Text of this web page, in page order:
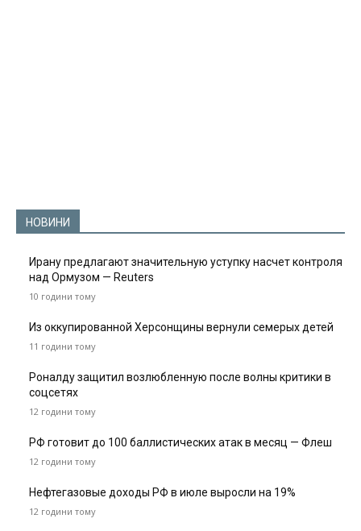
НОВИНИ
Ирану предлагают значительную уступку насчет контроля
над Ормузом — Reuters
10 години тому
Из оккупированной Херсонщины вернули семерых детей
11 години тому
Роналду защитил возлюбленную после волны критики в
соцсетях
12 години тому
РФ готовит до 100 баллистических атак в месяц — Флеш
12 години тому
Нефтегазовые доходы РФ в июле выросли на 19%
12 години тому